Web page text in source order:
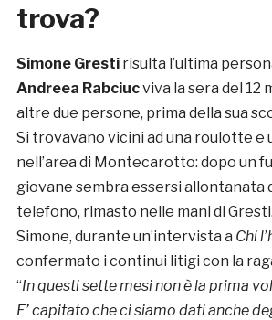
trova?
Simone Grestirisulta l’ultima
Andreea Rabciucviva la sera del 12
altre due persone, prima della sua
Si trovavano vicini ad una roulotte e
nell’area di Montecarotto: dopo un
giovane sembra essersi allontanata
telefono, rimasto nelle mani di Gresti.
Simone, durante un’intervista a Chi
confermato i continui litigi con la
“In questi sette mesi non è la prima
E’ capitato che ci siamo dati anche